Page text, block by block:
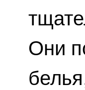
Они